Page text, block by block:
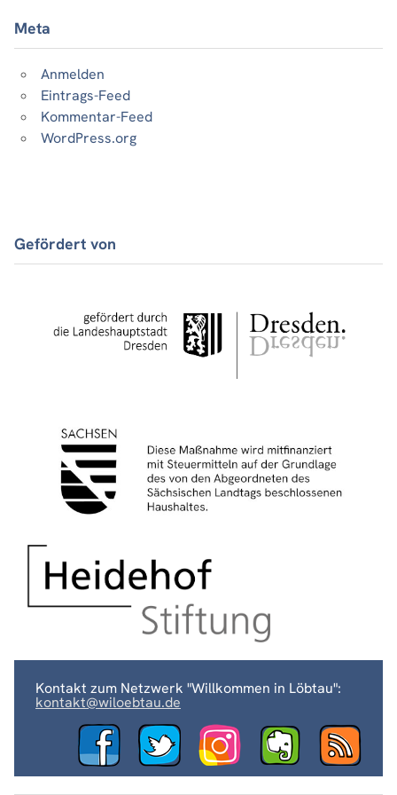
Meta
Anmelden
Eintrags-Feed
Kommentar-Feed
WordPress.org
Gefördert von
Kontakt zum Netzwerk "Willkommen in Löbtau":
kontakt@wiloebtau.de